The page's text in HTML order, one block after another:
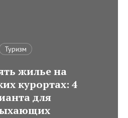
Туризм
жилье на
курортах: 4
для